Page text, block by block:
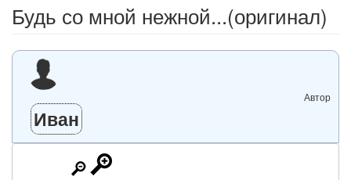
Будь со мной нежной...(оригинал)
Автор
Иван